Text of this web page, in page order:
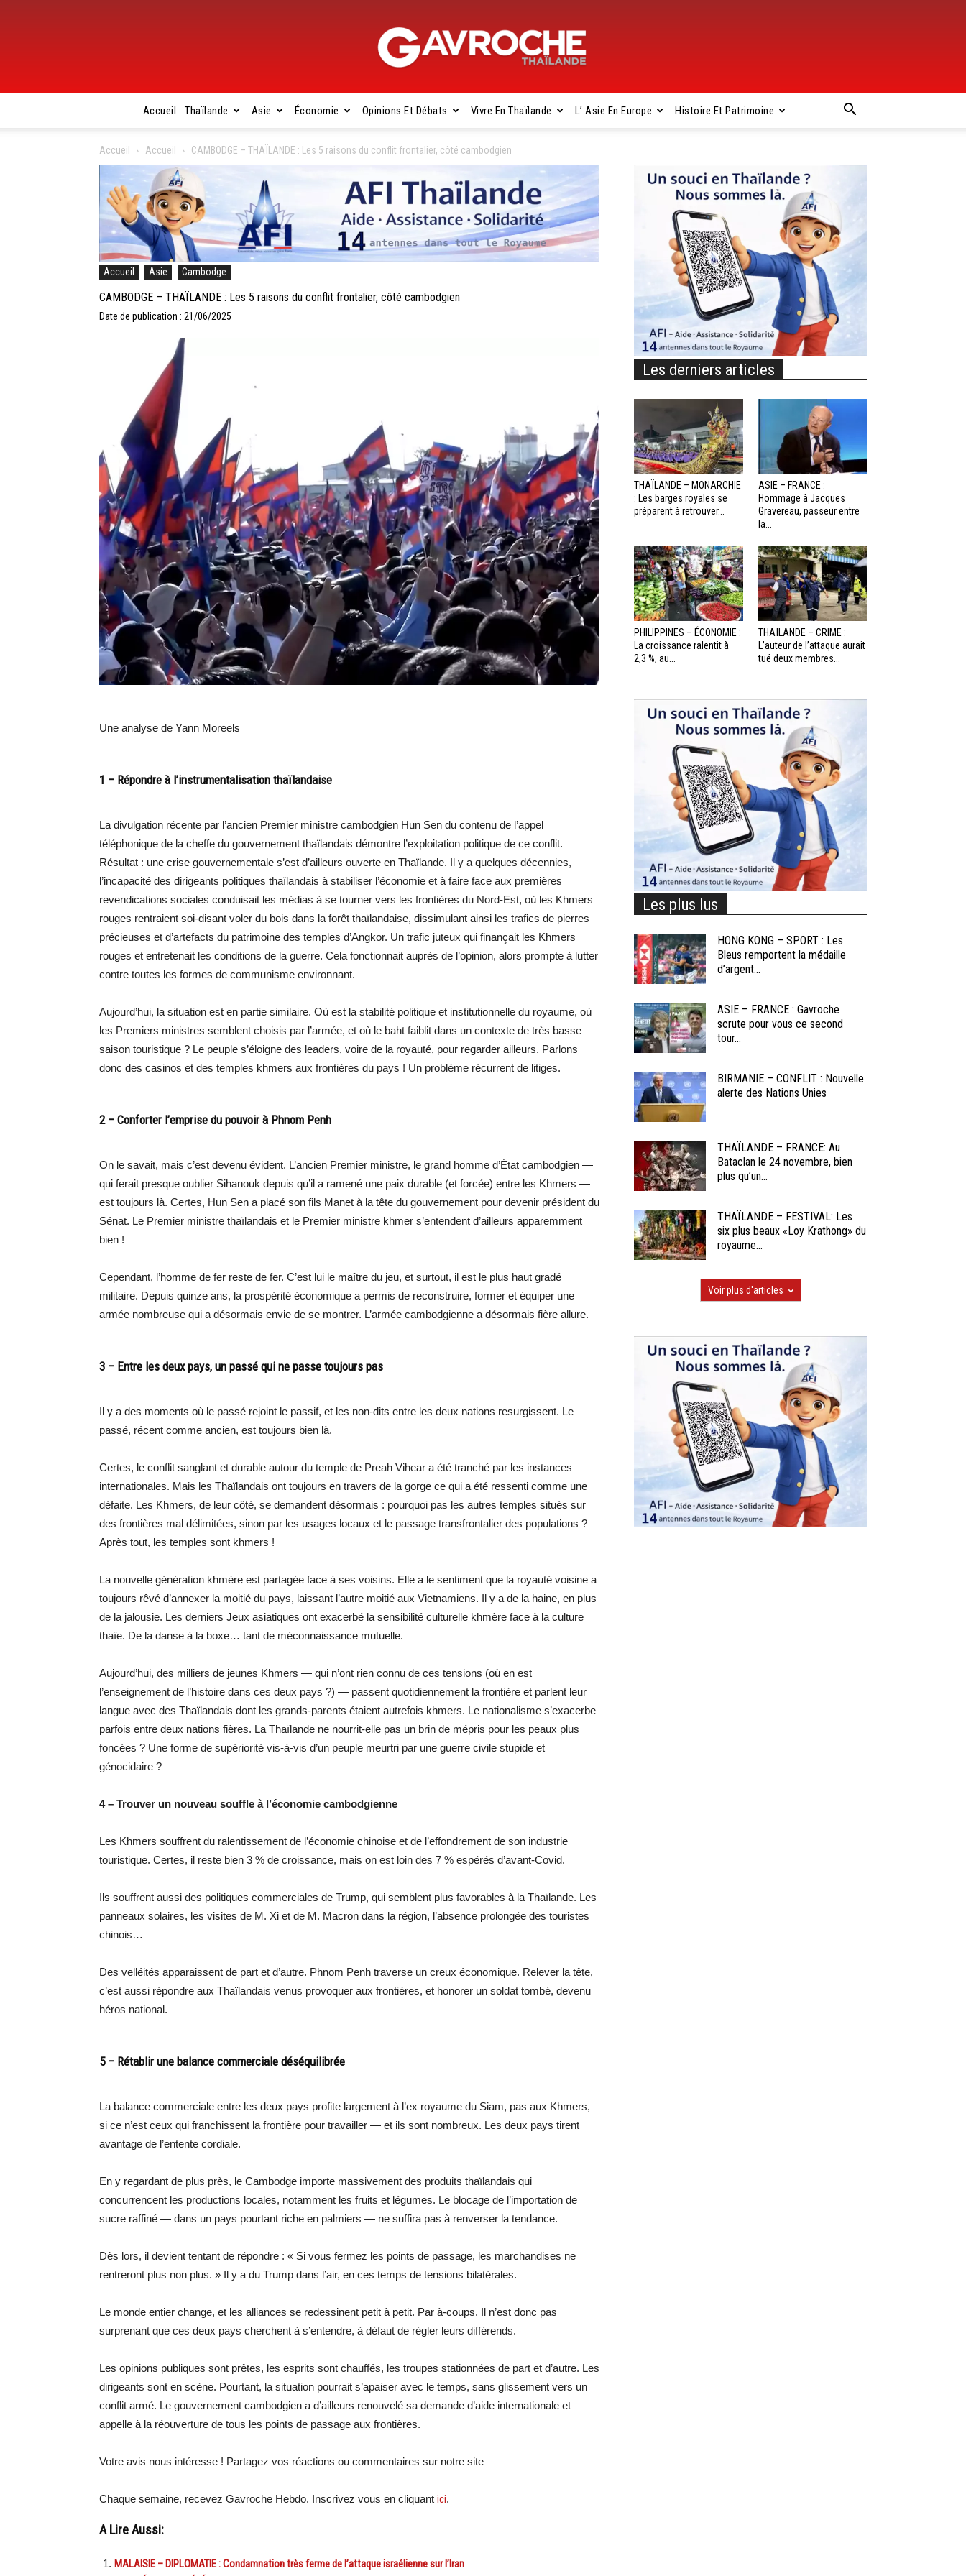
Gavroche
Thaïlande
Accueil Thaïlande Asie Économie Opinions Et Débats Vivre En Thaïlande L’ Asie En Europe Histoire Et Patrimoine
Accueil Accueil CAMBODGE – THAÏLANDE : Les 5 raisons du conflit frontalier, côté cambodgien
Accueil Asie Cambodge
CAMBODGE – THAÏLANDE : Les 5 raisons du conflit frontalier, côté cambodgien
Date de publication : 21/06/2025
Une analyse de Yann Moreels
1 – Répondre à l’instrumentalisation thaïlandaise
La divulgation récente par l’ancien Premier ministre cambodgien Hun Sen du contenu de l’appel
téléphonique de la cheffe du gouvernement thaïlandais démontre l’exploitation politique de ce conflit.
Résultat : une crise gouvernementale s’est d’ailleurs ouverte en Thaïlande. Il y a quelques décennies,
l’incapacité des dirigeants politiques thaïlandais à stabiliser l’économie et à faire face aux premières
revendications sociales conduisait les médias à se tourner vers les frontières du Nord-Est, où les Khmers
rouges rentraient soi-disant voler du bois dans la forêt thaïlandaise, dissimulant ainsi les trafics de pierres
précieuses et d’artefacts du patrimoine des temples d’Angkor. Un trafic juteux qui finançait les Khmers
rouges et entretenait les conditions de la guerre. Cela fonctionnait auprès de l’opinion, alors prompte à lutter
contre toutes les formes de communisme environnant.
Aujourd’hui, la situation est en partie similaire. Où est la stabilité politique et institutionnelle du royaume, où
les Premiers ministres semblent choisis par l’armée, et où le baht faiblit dans un contexte de très basse
saison touristique ? Le peuple s’éloigne des leaders, voire de la royauté, pour regarder ailleurs. Parlons
donc des casinos et des temples khmers aux frontières du pays ! Un problème récurrent de litiges.
2 – Conforter l’emprise du pouvoir à Phnom Penh
On le savait, mais c’est devenu évident. L’ancien Premier ministre, le grand homme d’État cambodgien —
qui ferait presque oublier Sihanouk depuis qu’il a ramené une paix durable (et forcée) entre les Khmers —
est toujours là. Certes, Hun Sen a placé son fils Manet à la tête du gouvernement pour devenir président du
Sénat. Le Premier ministre thaïlandais et le Premier ministre khmer s’entendent d’ailleurs apparemment
bien !
Cependant, l’homme de fer reste de fer. C’est lui le maître du jeu, et surtout, il est le plus haut gradé
militaire. Depuis quinze ans, la prospérité économique a permis de reconstruire, former et équiper une
armée nombreuse qui a désormais envie de se montrer. L’armée cambodgienne a désormais fière allure.
3 – Entre les deux pays, un passé qui ne passe toujours pas
Il y a des moments où le passé rejoint le passif, et les non-dits entre les deux nations resurgissent. Le
passé, récent comme ancien, est toujours bien là.
Certes, le conflit sanglant et durable autour du temple de Preah Vihear a été tranché par les instances
internationales. Mais les Thaïlandais ont toujours en travers de la gorge ce qui a été ressenti comme une
défaite. Les Khmers, de leur côté, se demandent désormais : pourquoi pas les autres temples situés sur
des frontières mal délimitées, sinon par les usages locaux et le passage transfrontalier des populations ?
Après tout, les temples sont khmers !
La nouvelle génération khmère est partagée face à ses voisins. Elle a le sentiment que la royauté voisine a
toujours rêvé d’annexer la moitié du pays, laissant l’autre moitié aux Vietnamiens. Il y a de la haine, en plus
de la jalousie. Les derniers Jeux asiatiques ont exacerbé la sensibilité culturelle khmère face à la culture
thaïe. De la danse à la boxe… tant de méconnaissance mutuelle.
Aujourd’hui, des milliers de jeunes Khmers — qui n’ont rien connu de ces tensions (où en est
l’enseignement de l’histoire dans ces deux pays ?) — passent quotidiennement la frontière et parlent leur
langue avec des Thaïlandais dont les grands-parents étaient autrefois khmers. Le nationalisme s’exacerbe
parfois entre deux nations fières. La Thaïlande ne nourrit-elle pas un brin de mépris pour les peaux plus
foncées ? Une forme de supériorité vis-à-vis d’un peuple meurtri par une guerre civile stupide et
génocidaire ?
4 – Trouver un nouveau souffle à l’économie cambodgienne
Les Khmers souffrent du ralentissement de l’économie chinoise et de l’effondrement de son industrie
touristique. Certes, il reste bien 3 % de croissance, mais on est loin des 7 % espérés d’avant-Covid.
Ils souffrent aussi des politiques commerciales de Trump, qui semblent plus favorables à la Thaïlande. Les
panneaux solaires, les visites de M. Xi et de M. Macron dans la région, l’absence prolongée des touristes
chinois…
Des velléités apparaissent de part et d’autre. Phnom Penh traverse un creux économique. Relever la tête,
c’est aussi répondre aux Thaïlandais venus provoquer aux frontières, et honorer un soldat tombé, devenu
héros national.
5 – Rétablir une balance commerciale déséquilibrée
La balance commerciale entre les deux pays profite largement à l’ex royaume du Siam, pas aux Khmers,
si ce n’est ceux qui franchissent la frontière pour travailler — et ils sont nombreux. Les deux pays tirent
avantage de l’entente cordiale.
En y regardant de plus près, le Cambodge importe massivement des produits thaïlandais qui
concurrencent les productions locales, notamment les fruits et légumes. Le blocage de l’importation de
sucre raffiné — dans un pays pourtant riche en palmiers — ne suffira pas à renverser la tendance.
Dès lors, il devient tentant de répondre : « Si vous fermez les points de passage, les marchandises ne
rentreront plus non plus. » Il y a du Trump dans l’air, en ces temps de tensions bilatérales.
Le monde entier change, et les alliances se redessinent petit à petit. Par à-coups. Il n’est donc pas
surprenant que ces deux pays cherchent à s’entendre, à défaut de régler leurs différends.
Les opinions publiques sont prêtes, les esprits sont chauffés, les troupes stationnées de part et d’autre. Les
dirigeants sont en scène. Pourtant, la situation pourrait s’apaiser avec le temps, sans glissement vers un
conflit armé. Le gouvernement cambodgien a d’ailleurs renouvelé sa demande d’aide internationale et
appelle à la réouverture de tous les points de passage aux frontières.
Votre avis nous intéresse ! Partagez vos réactions ou commentaires sur notre site
Chaque semaine, recevez Gavroche Hebdo. Inscrivez vous en cliquant ici.
A Lire Aussi:
MALAISIE – DIPLOMATIE : Condamnation très ferme de l’attaque israélienne sur l’Iran
Les derniers articles
THAÏLANDE – MONARCHIE
: Les barges royales se
préparent à retrouver...
ASIE – FRANCE :
Hommage à Jacques
Gravereau, passeur entre
la...
PHILIPPINES – ÉCONOMIE :
La croissance ralentit à
2,3 %, au...
THAÏLANDE – CRIME :
L’auteur de l’attaque aurait
tué deux membres...
Les plus lus
HONG KONG – SPORT : Les
Bleus remportent la médaille
d’argent...
ASIE – FRANCE : Gavroche
scrute pour vous ce second
tour...
BIRMANIE – CONFLIT : Nouvelle
alerte des Nations Unies
THAÏLANDE – FRANCE: Au
Bataclan le 24 novembre, bien
plus qu’un...
THAÏLANDE – FESTIVAL: Les
six plus beaux «Loy Krathong» du
royaume...
Voir plus d'articles